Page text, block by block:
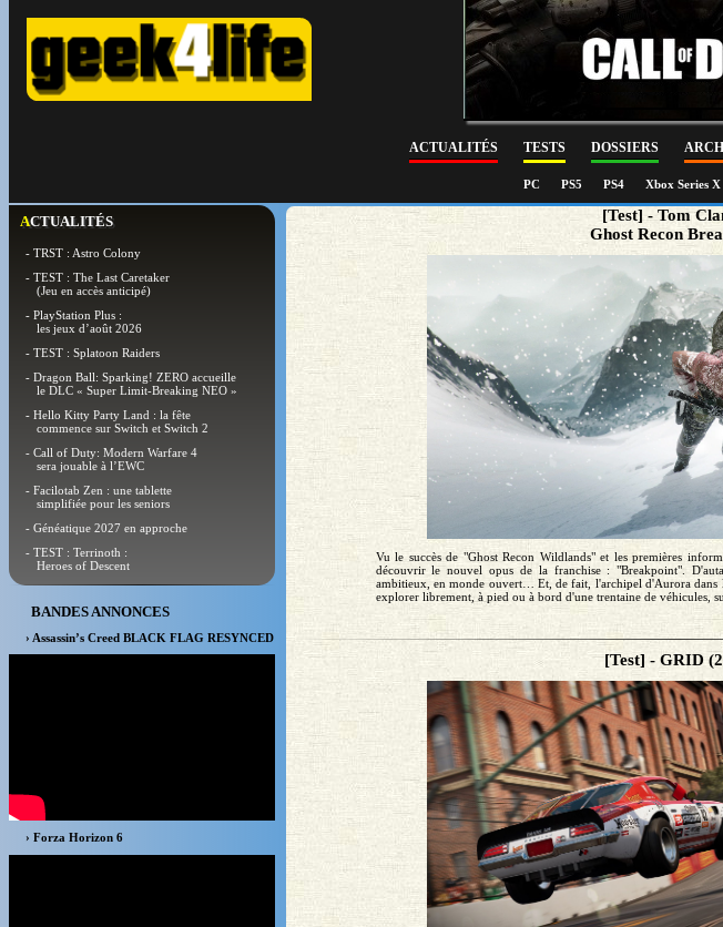
ACTUALITÉS TESTS DOSSIERS
PC PS5 PS4 Xbox Series X
ACTUALITÉS
- TRST : Astro Colony
- TEST : The Last Caretaker
(Jeu en accès anticipé)
- PlayStation Plus :
les jeux d’août 2026
- TEST : Splatoon Raiders
- Dragon Ball: Sparking! ZERO accueille
le DLC « Super Limit-Breaking NEO »
- Hello Kitty Party Land : la fête
commence sur Switch et Switch 2
- Call of Duty: Modern Warfare 4
sera jouable à l’EWC
- Facilotab Zen : une tablette
simplifiée pour les seniors
- Généatique 2027 en approche
- TEST : Terrinoth :
Heroes of Descent
BANDES ANNONCES
› Assassin’s Creed BLACK FLAG RESYNCED
› Forza Horizon 6
[Test] - Tom
Ghost Recon
Vu le succès de "Ghost Recon Wildlands" et les premières
découvrir le nouvel opus de la franchise : "Breakpoint".
ambitieux, en monde ouvert… Et, de fait, l'archipel d'Aurora dans
explorer librement, à pied ou à bord d'une trentaine de véhicules,
[Test] - GRID